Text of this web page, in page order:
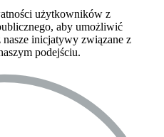
użytkowników z
aby umożliwić
nasze inicjatywy związane z
podejściu.